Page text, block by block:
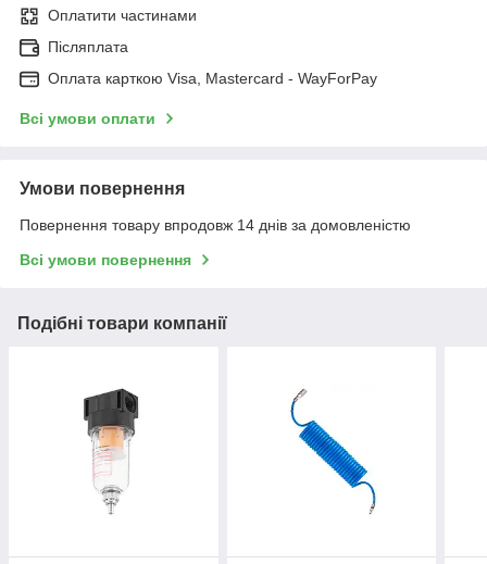
Оплатити частинами
Післяплата
Оплата карткою Visa, Mastercard - WayForPay
Всі умови оплати
Умови повернення
Повернення товару впродовж 14 днів за домовленістю
Всі умови повернення
Подібні товари компанії